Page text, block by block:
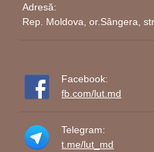
Adresă:
Rep. Moldova, or.Sângera,
Facebook:
fb.com/lut.md
Telegram:
t.me/lut_md